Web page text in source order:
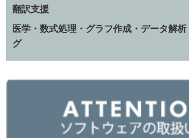
翻訳支援
医学・数式処理・グラフ作成・データ解
グ